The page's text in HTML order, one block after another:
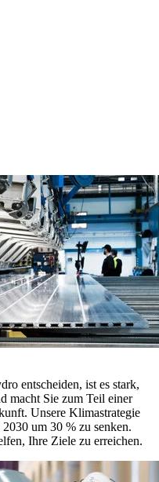
entscheiden, ist es stark,
macht Sie zum Teil einer
Unsere Klimastrategie
um 30 % zu senken.
Ihre Ziele zu erreichen.